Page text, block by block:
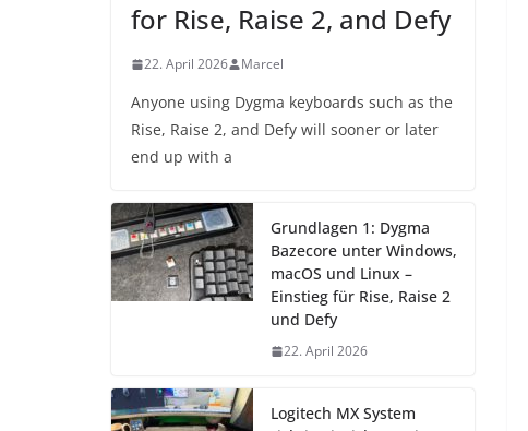
for Rise, Raise 2, and Defy
22. April 2026 Marcel
Anyone using Dygma keyboards such as the
Rise, Raise 2, and Defy will sooner or later
end up with a
Grundlagen 1: Dygma
Bazecore unter Windows,
macOS und Linux –
Einstieg für Rise, Raise 2
und Defy
22. April 2026
Logitech MX System